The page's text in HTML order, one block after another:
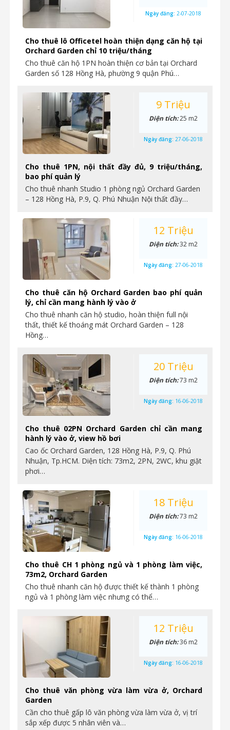
Cho thuê lô Officetel hoàn thiện dạng căn hộ tại
Orchard Garden chỉ 10 triệu/tháng
Cho thuê căn hộ 1PN hoàn thiện cơ bản tại Orchard
Garden số 128 Hồng Hà, phường 9 quận Phú…
Ngày đăng: 2-07-2018
Cho thuê 1PN, nội thất đầy đủ, 9 triệu/tháng,
bao phí quản lý
Cho thuê nhanh Studio 1 phòng ngủ Orchard Garden
– 128 Hồng Hà, P.9, Q. Phú Nhuận Nội thất đầy…
9 Triệu
Diện tích:25 m2
Ngày đăng: 27-06-2018
Cho thuê căn hộ Orchard Garden bao phí quản
lý, chỉ cần mang hành lý vào ở
Cho thuê nhanh căn hộ studio, hoàn thiện full nội
thất, thiết kế thoáng mát Orchard Garden – 128
Hồng…
12 Triệu
Diện tích:32 m2
Ngày đăng: 27-06-2018
Cho thuê 02PN Orchard Garden chỉ cần mang
hành lý vào ở, view hồ bơi
Cao ốc Orchard Garden, 128 Hồng Hà, P.9, Q. Phú
Nhuận, Tp.HCM. Diện tích: 73m2, 2PN, 2WC, khu giặt
phơi…
20 Triệu
Diện tích:73 m2
Ngày đăng: 16-06-2018
Cho thuê CH 1 phòng ngủ và 1 phòng làm việc,
73m2, Orchard Garden
Cho thuê nhanh căn hộ được thiết kế thành 1 phòng
ngủ và 1 phòng làm việc nhưng có thể…
18 Triệu
Diện tích:73 m2
Ngày đăng: 16-06-2018
Cho thuê văn phòng vừa làm vừa ở, Orchard
Garden
Cần cho thuê gấp lô văn phòng vừa làm vừa ở, vị trí
sắp xếp được 5 nhân viên và…
12 Triệu
Diện tích:36 m2
Ngày đăng: 16-06-2018